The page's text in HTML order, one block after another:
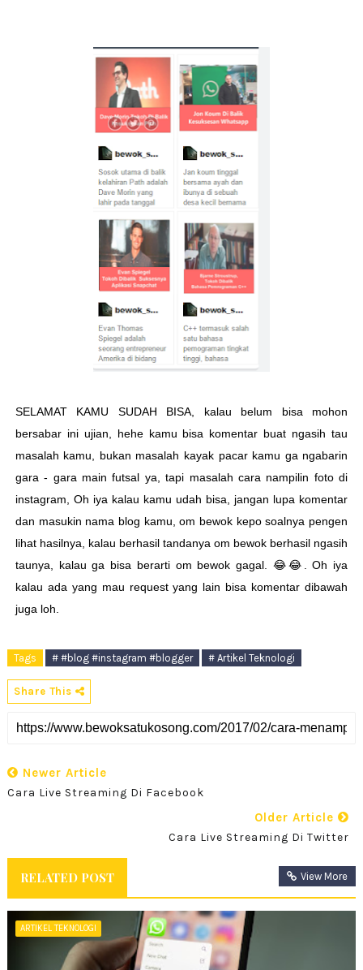
SELAMAT KAMU SUDAH BISA, kalau belum bisa mohon
bersabar ini ujian, hehe kamu bisa komentar buat ngasih tau
masalah kamu, bukan masalah kayak pacar kamu ga ngabarin
gara - gara main futsal ya, tapi masalah cara nampilin foto di
instagram, Oh iya kalau kamu udah bisa, jangan lupa komentar
dan masukin nama blog kamu, om bewok kepo soalnya pengen
lihat hasilnya, kalau berhasil tandanya om bewok berhasil ngasih
taunya, kalau ga bisa berarti om bewok gagal. 😂😂. Oh iya
kalau ada yang mau request yang lain bisa komentar dibawah
juga loh.
Tags # #blog #instagram #blogger # Artikel Teknologi
Share This
Newer Article
Cara Live Streaming Di Facebook
Older Article
Cara Live Streaming Di Twitter
RELATED POST View More
ARTIKEL TEKNOLOGI